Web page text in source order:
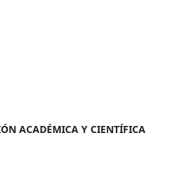
ACADÉMICA Y CIENTÍFICA